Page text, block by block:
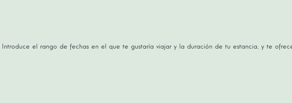
Introduce el rango de fechas en el que te gustaría viajar y la duración de tu estancia, y te